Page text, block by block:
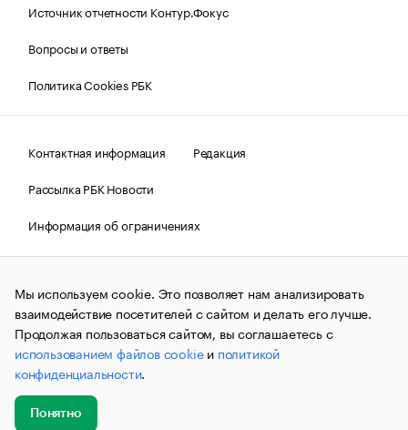
Источник отчетности Контур.Фокус
Вопросы и ответы
Политика Cookies РБК
Контактная информация
Редакция
Рассылка РБК Новости
Информация об ограничениях
Правовая информация
О соблюдении авторских прав
© АО «РОСБИЗНЕСКОНСАЛТИНГ»,1995–2026.Сообщения
и материалы информационного агентства «РБК»
(зарегистрировано Федеральной службой по надзору в сфере
связи, информационных технологий и массовых
коммуникаций (Роскомнадзор) 09.12.2015 за номером ИА
№ФС77-63848) сопровождаются пометкой «РБК». Отдельные
публикации могут содержать информацию,
не предназначенную для пользователей
до 18 лет.
Мы используем cookie. Это позволяет нам анализировать
взаимодействие посетителей с сайтом и делать его лучше.
Продолжая пользоваться сайтом, вы соглашаетесь с
использованием файлов cookieи политикой
конфиденциальности.
Понятно